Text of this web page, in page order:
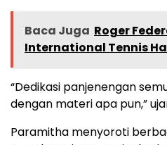
Baca Juga Roger
International Tennis
“Dedikasi panjenengan
dengan materi apa pun,”
Paramitha menyoroti